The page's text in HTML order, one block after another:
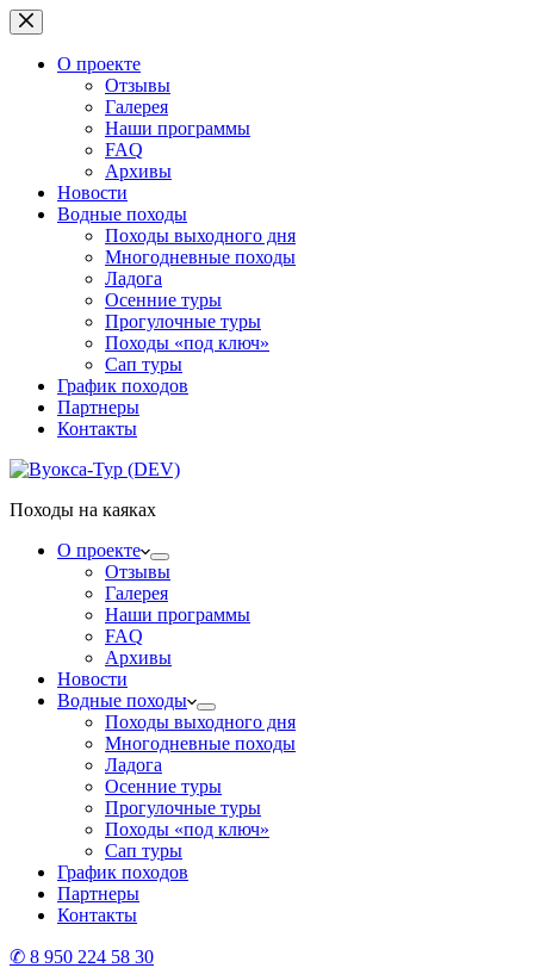
Перейти
к
сути
О проекте
Отзывы
Галерея
Наши программы
FAQ
Архивы
Новости
Водные походы
Походы выходного дня
Многодневные походы
Ладога
Осенние туры
Прогулочные туры
Походы «под ключ»
Сап туры
График походов
Партнеры
Контакты
Походы на каяках
О проекте
Отзывы
Галерея
Наши программы
FAQ
Архивы
Новости
Водные походы
Походы выходного дня
Многодневные походы
Ладога
Осенние туры
Прогулочные туры
Походы «под ключ»
Сап туры
График походов
Партнеры
Контакты
✆ 8 950 224 58 30